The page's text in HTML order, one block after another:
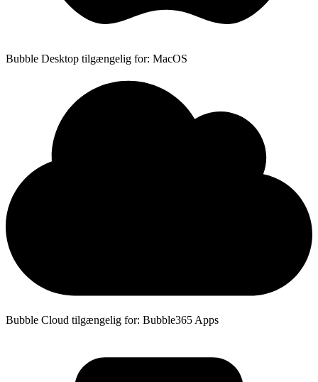
Bubble Desktop tilgængelig for: MacOS
Bubble Cloud tilgængelig for: Bubble365 Apps